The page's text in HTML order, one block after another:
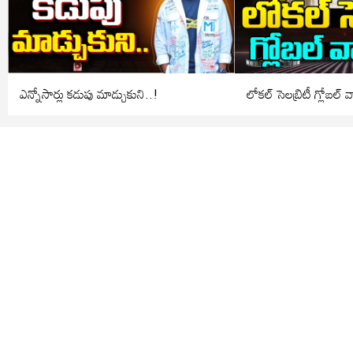
ఎన్నోసార్లు కడుపు మాడ్చుకుని..! లోకల్ సెలబ్రిటీ గ్లోబల్